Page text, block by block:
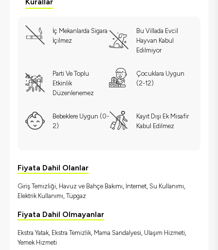
İç Mekanlarda Sigara
İçilmez
Bu Villada Evcil
Hayvan Kabul
Edilmiyor
Parti Ve Toplu
Etkinlik
Düzenlenemez
Çocuklara Uygun
(2-12)
Bebeklere Uygun (0-
2)
Kayıt Dışı Ek Misafir
Kabul Edilmez
Fiyata Dahil Olanlar
Giriş Temizliği, Havuz ve Bahçe Bakımı, İnternet, Su Kullanımı,
Elektrik Kullanımı, Tüpgaz
Fiyata Dahil Olmayanlar
Ekstra Yatak, Ekstra Temizlik, Mama Sandalyesi, Ulaşım Hizmeti,
Yemek Hizmeti